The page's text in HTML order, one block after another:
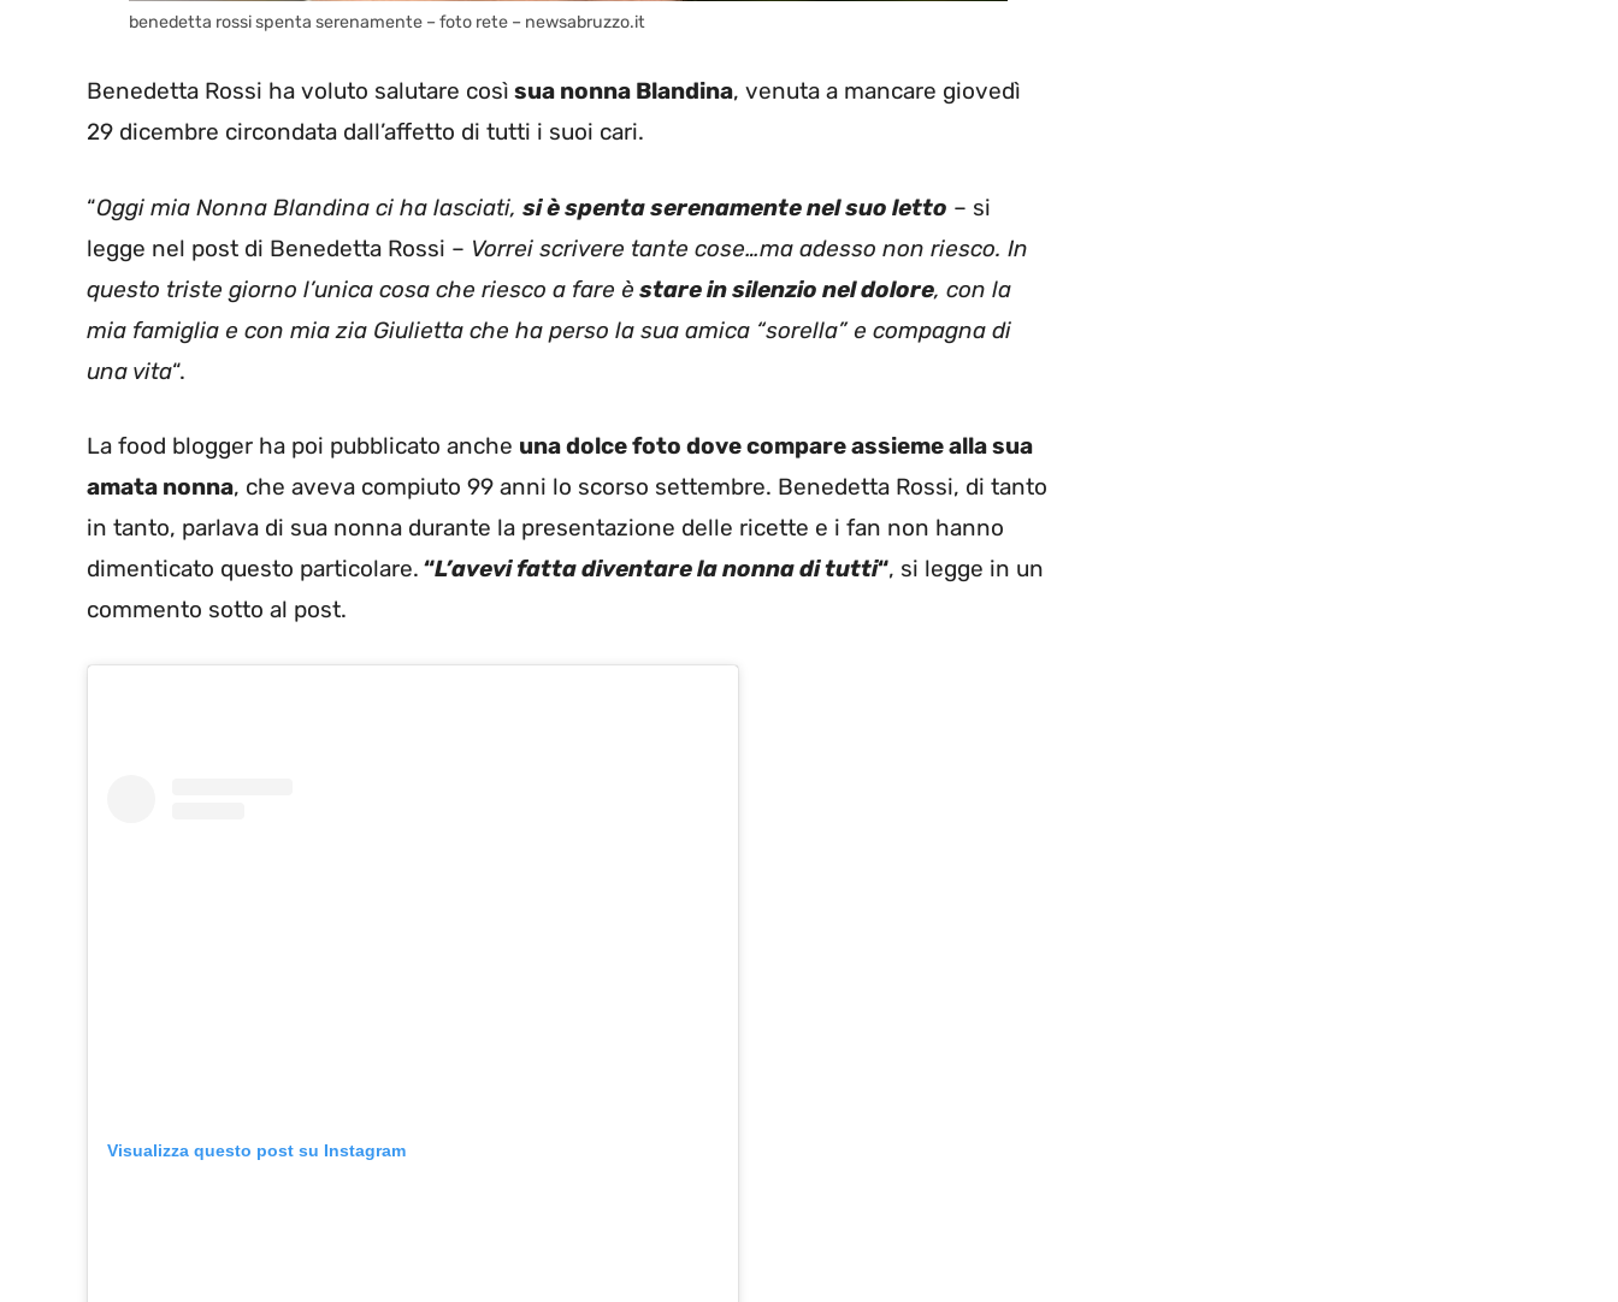
benedetta rossi spenta serenamente – foto rete – newsabruzzo.it
Benedetta Rossi ha voluto salutare così sua nonna Blandina, venuta a mancare giovedì
29 dicembre circondata dall’affetto di tutti i suoi cari.
“Oggi mia Nonna Blandina ci ha lasciati, si è spenta serenamente nel suo letto – si
legge nel post di Benedetta Rossi – Vorrei scrivere tante cose…ma adesso non riesco. In
questo triste giorno l’unica cosa che riesco a fare è stare in silenzio nel dolore, con la
mia famiglia e con mia zia Giulietta che ha perso la sua amica “sorella” e compagna di
una vita“.
La food blogger ha poi pubblicato anche una dolce foto dove compare assieme alla sua
amata nonna, che aveva compiuto 99 anni lo scorso settembre. Benedetta Rossi, di tanto
in tanto, parlava di sua nonna durante la presentazione delle ricette e i fan non hanno
dimenticato questo particolare. “L’avevi fatta diventare la nonna di tutti“, si legge in un
commento sotto al post.
Visualizza questo post su Instagram